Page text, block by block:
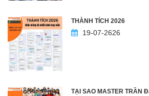
THÀNH TÍCH 2026
19-07-2626
TẠI SAO MASTER TRẦN